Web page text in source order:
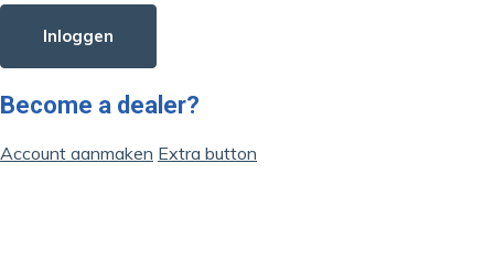
Inloggen
Become a dealer?
Account aanmaken Extra button